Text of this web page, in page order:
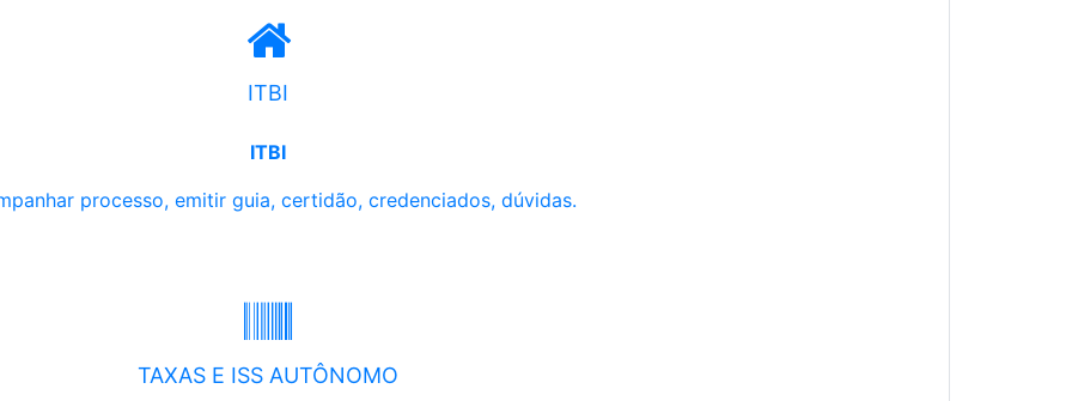
ITBI
ITBI
processo, emitir guia, certidão, credenciados, dúvidas.
TAXAS E ISS AUTÔNOMO